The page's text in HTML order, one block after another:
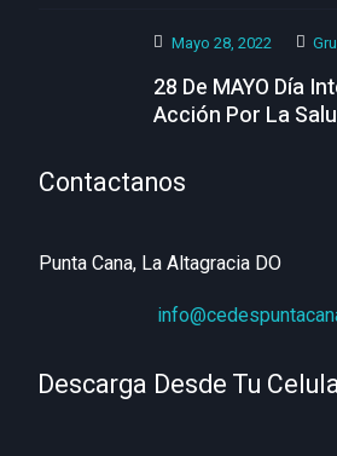
Mayo 28, 2022
28 De MAYO Día
Acción Por La
Contactanos
Punta Cana, La Altagracia DO
Descarga Desde Tu